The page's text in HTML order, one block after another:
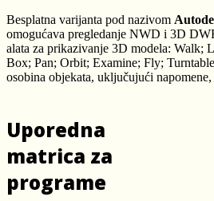
Besplatna varijanta pod nazivom
omogućava pregledanje NWD i 3D
alata za prikazivanje 3D modela: Walk;
Box; Pan; Orbit; Examine; Fly;
osobina objekata, uključujući
Uporedna
matrica za
programe